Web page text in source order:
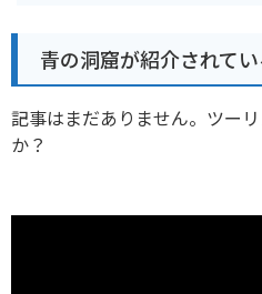
青の洞窟が紹介されて
記事はまだありません。ツー
か？